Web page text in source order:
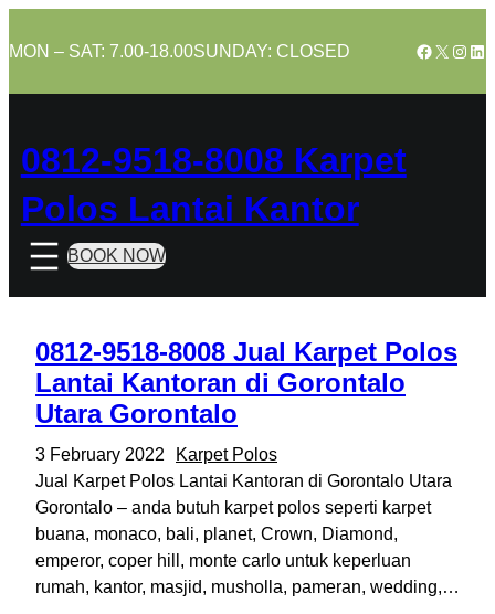
to
MON – SAT: 7.00-18.00SUNDAY: CLOSED Facebook
X
0812-9518-8008 Karpet
Polos Lantai Kantor
BOOK NOW
0812-9518-8008 Jual Karpet Polos
Lantai Kantoran di Gorontalo
Utara Gorontalo
3 February 2022
Karpet Polos
Jual Karpet Polos Lantai Kantoran di Gorontalo Utara
Gorontalo – anda butuh karpet polos seperti karpet
buana, monaco, bali, planet, Crown, Diamond,
emperor, coper hill, monte carlo untuk keperluan
rumah, kantor, masjid, musholla, pameran, wedding,…